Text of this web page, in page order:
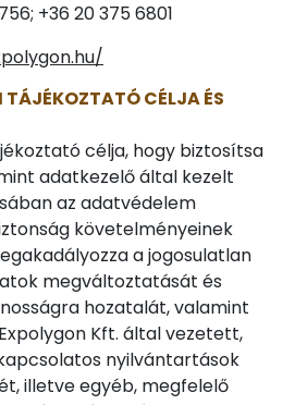
+36 20 375 6801
CÉLJA ÉS
célja, hogy biztosítsa
adatkezelő által kezelt
az adatvédelem
követelményeinek
a jogosulatlan
megváltoztatását és
hozatalát, valamint
Kft. által vezetett,
nyilvántartások
illetve egyéb, megfelelő